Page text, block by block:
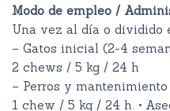
Modo de empleo /
Una vez al día o dividido
– Gatos inicial (2-4
2 chews / 5 kg / 24 h
– Perros y mantenimiento
1 chew / 5 kg / 24 h. •